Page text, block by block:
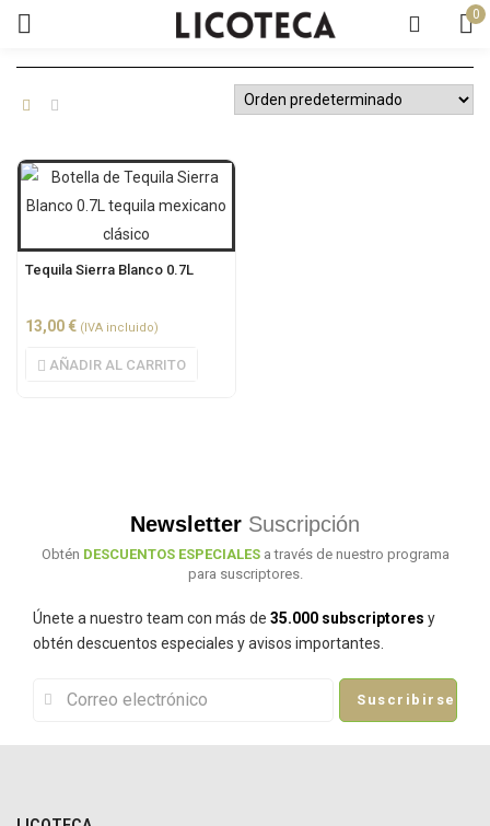
0
Tequila Sierra Blanco 0.7L
13,00 € (IVA incluido)
AÑADIR AL CARRITO
Newsletter Suscripción
Obtén DESCUENTOS ESPECIALES a través de nuestro programa
para suscriptores.
Únete a nuestro team con más de 35.000 subscriptores y
obtén descuentos especiales y avisos importantes.
Suscribirse